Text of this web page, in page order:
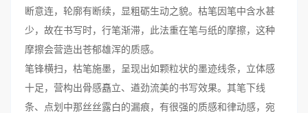
断意连，轮廓有断续，显粗砺生动之貌。枯笔因笔中含水甚
少，故在书写时，行笔渐滞，此法重在笔与纸的摩擦，这种
摩擦会营造出苍郁雄浑的质感。
笔锋横扫，枯笔施墨，呈现出如颗粒状的墨迹线条，立体感
十足，营构出骨感矗立、遒劲流美的书写效果。其笔下线
条、点划中那丝丝露白的漏痕，有很强的质感和律动感，宛